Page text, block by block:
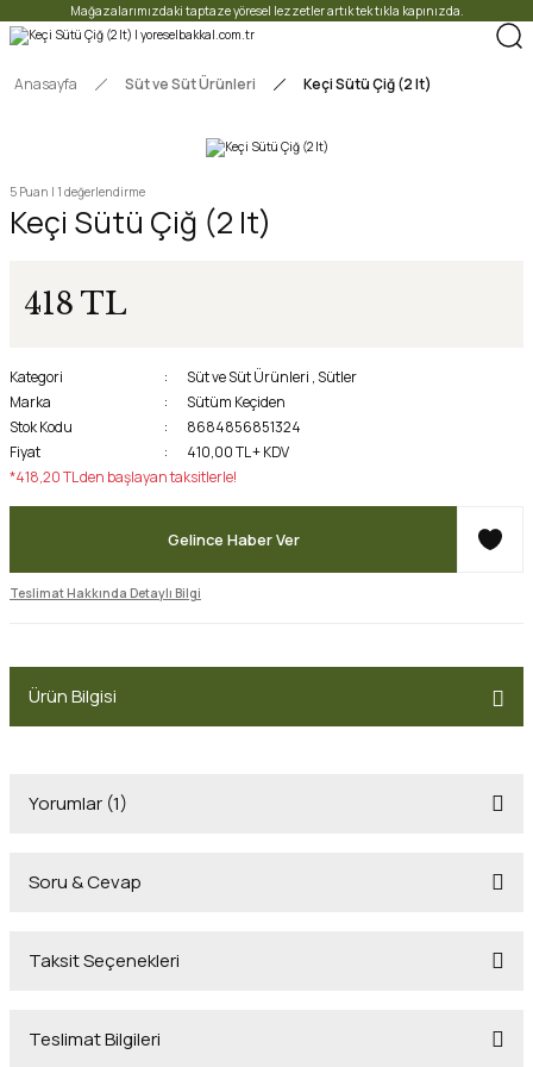
Mağazalarımızdaki taptaze yöresel lezzetler artık tek tıkla kapınızda.
Anasayfa Süt ve Süt Ürünleri Keçi Sütü Çiğ (2 lt)
5 Puan | 1 değerlendirme
Keçi Sütü Çiğ (2 lt)
418 TL
Kategori Süt ve Süt Ürünleri ,Sütler
Marka
Sütüm Keçiden
Stok Kodu
8684856851324
Fiyat
410,00 TL + KDV
*418,20 TL den başlayan taksitlerle!
Gelince Haber Ver
Teslimat Hakkında Detaylı Bilgi
Ürün Bilgisi
Yorumlar (1)
Tereci farkı
Soru & Cevap
Taksit Seçenekleri
Teslimat Bilgileri